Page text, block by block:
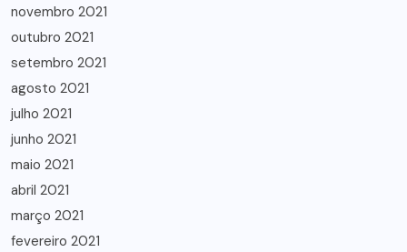
novembro 2021
outubro 2021
setembro 2021
agosto 2021
julho 2021
junho 2021
maio 2021
abril 2021
março 2021
fevereiro 2021